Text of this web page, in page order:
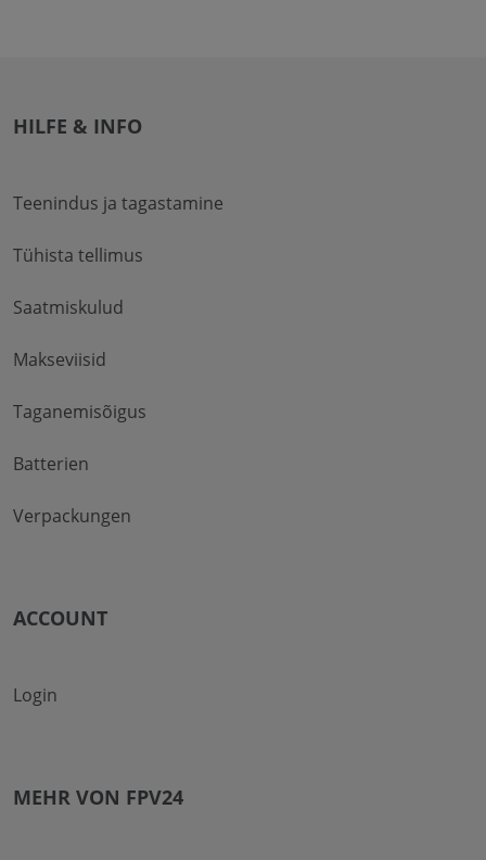
HILFE & INFO
Teenindus ja tagastamine
Tühista tellimus
Saatmiskulud
Makseviisid
Taganemisõigus
Batterien
Verpackungen
ACCOUNT
Login
MEHR VON FPV24